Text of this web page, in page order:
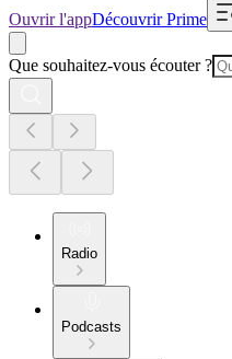
Ouvrir l'appDécouvrir Prime
Que souhaitez-vous écouter ?
Radio
Podcasts